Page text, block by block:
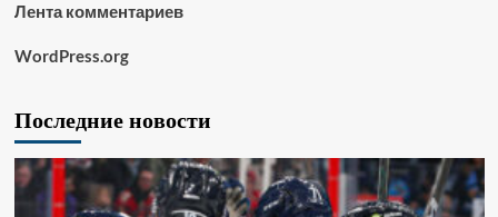
Лента комментариев
WordPress.org
Последние новости